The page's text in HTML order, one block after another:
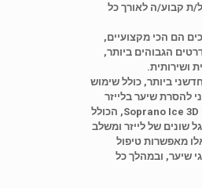
ת קבוע/ה לאורך כל
הם הכי מקצועיים,
הגבוהים ביותר,
ושירותית.
ביותר, כולל שימוש
להסרת שיער בלייזר
לגברים (וגם לנשים) Soprano Ice 3D Laser, הכולל
שונים של לייזר ומשלב
מאפשרות טיפול
שיער, ובמהלך כל